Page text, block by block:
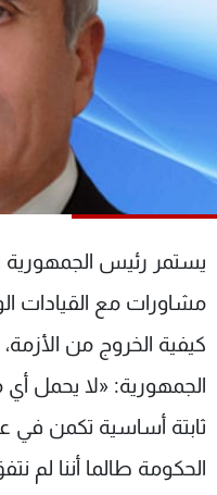
يستمر رئيس الجمهورية
مشاورات مع القيادات
كيفية الخروج من
الجمهورية: «لا يحمل
ثابتة أساسية تكمن في
الحكومة طالما أننا لم
كأس العالم
البرامج
جدول البرامج
شاهد البرامج
الترددات
عن MTV
الإنـتـاج
لاعلاناتكم